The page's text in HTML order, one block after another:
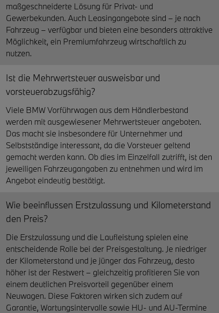
maßgeschneiderte Lösung für Privat- und
Gewerbekunden. Auch Leasingangebote sind – je nach
Fahrzeug – verfügbar und bieten eine besonders attraktive
Möglichkeit, ein Premiumfahrzeug wirtschaftlich zu
nutzen.
Ist die Mehrwertsteuer ausweisbar und
vorsteuerabzugsfähig?
Viele BMW Vorführwagen aus dem Händlerbestand
werden mit ausgewiesener Mehrwertsteuer angeboten.
Das macht sie insbesondere für Unternehmer und
Selbstständige interessant, da die Vorsteuer geltend
gemacht werden kann. Ob dies im Einzelfall zutrifft, ist den
jeweiligen Fahrzeugangaben zu entnehmen und wird im
Angebot eindeutig bestätigt.
Wie beeinflussen Erstzulassung und Kilometerstand
den Preis?
Die Erstzulassung und die Laufleistung spielen eine
entscheidende Rolle bei der Preisgestaltung. Je niedriger
der Kilometerstand und je jünger das Fahrzeug, desto
höher ist der Restwert – gleichzeitig profitieren Sie von
einem deutlichen Preisvorteil gegenüber einem
Neuwagen. Diese Faktoren wirken sich zudem auf
Garantie, Wartungsintervalle sowie HU- und AU-Termine